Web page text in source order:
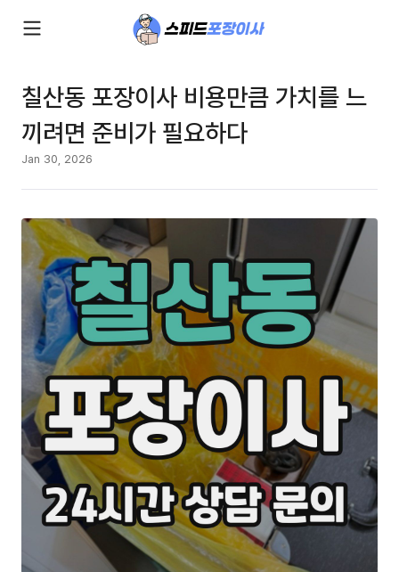
칠산동 포장이사 비용만큼 가치를 느
끼려면 준비가 필요하다
Jan 30, 2026